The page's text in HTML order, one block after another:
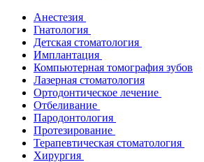
Анестезия
Гнатология
Детская стоматология
Имплантация
Компьютерная томография зубов
Лазерная стоматология
Ортодонтическое лечение
Отбеливание
Пародонтология
Протезирование
Терапевтическая стоматология
Хирургия